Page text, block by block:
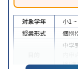
対象学年 小1
授業形式
個別
中学
内申
検(